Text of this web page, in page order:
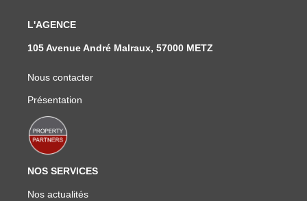
L'AGENCE
105 Avenue André Malraux, 57000 METZ
Nous contacter
Présentation
NOS SERVICES
Nos actualités